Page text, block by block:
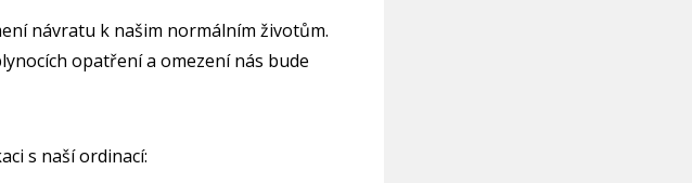
návratu k našim normálním životům.
opatření a omezení nás bude
s naší ordinací: